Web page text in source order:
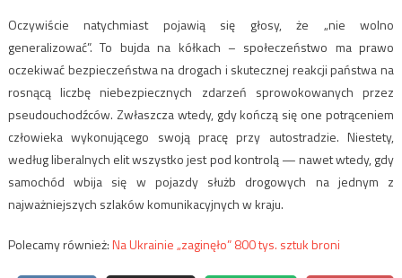
Oczywiście natychmiast pojawią się głosy, że „nie wolno
generalizować”. To bujda na kółkach – społeczeństwo ma prawo
oczekiwać bezpieczeństwa na drogach i skutecznej reakcji państwa na
rosnącą liczbę niebezpiecznych zdarzeń sprowokowanych przez
pseudouchodźców. Zwłaszcza wtedy, gdy kończą się one potrąceniem
człowieka wykonującego swoją pracę przy autostradzie. Niestety,
według liberalnych elit wszystko jest pod kontrolą — nawet wtedy, gdy
samochód wbija się w pojazdy służb drogowych na jednym z
najważniejszych szlaków komunikacyjnych w kraju.
Polecamy również:Na Ukrainie „zaginęło” 800 tys. sztuk broni